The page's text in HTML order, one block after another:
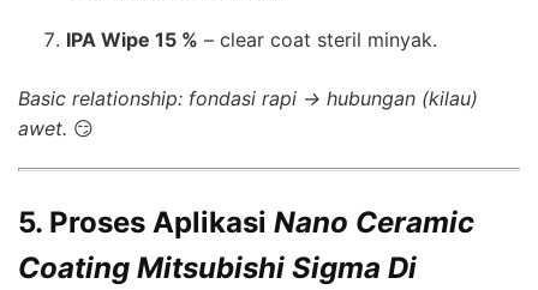
IPA Wipe 15 % – clear coat steril minyak.
Basic relationship: fondasi rapi → hubungan (kilau)
awet. 😏
5. Proses Aplikasi Nano Ceramic
Coating Mitsubishi Sigma Di